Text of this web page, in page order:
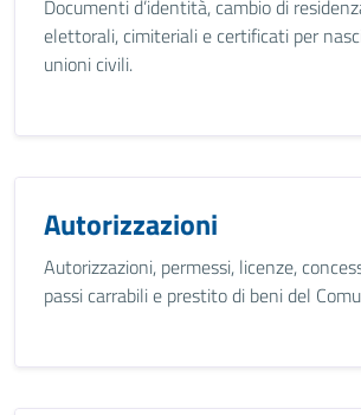
Documenti d’identità, cambio di
elettorali, cimiteriali e certificati per
unioni civili.
Autorizzazioni
Autorizzazioni, permessi, licenze,
passi carrabili e prestito di beni del